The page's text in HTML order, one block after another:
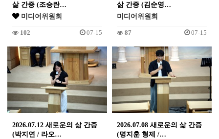
삶 간증 (조승란…
미디어위원회
102 07-15
삶 간증 (김순영…
미디어위원회
87 07-15
2026.07.12 새로운의 삶 간증
(박지연 / 라오…
2026.07.08 새로운의 삶 간증
(명지훈 형제 /…